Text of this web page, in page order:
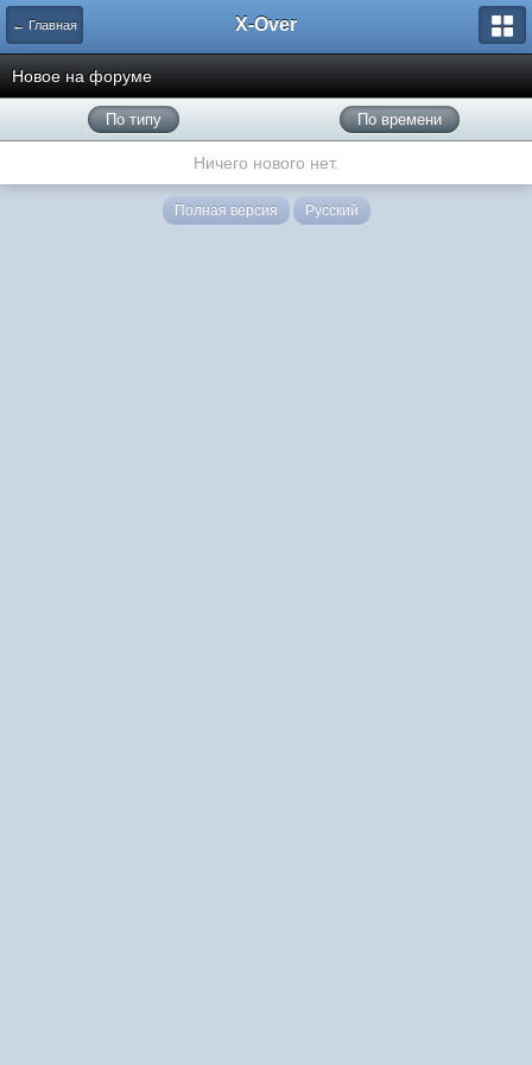
← Главная X-Over
Новое на форуме
По типу По времени
Ничего нового нет.
Полная версия Русский